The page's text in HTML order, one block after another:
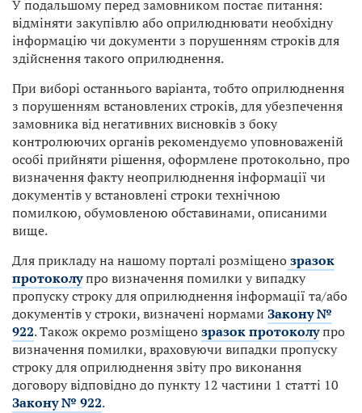
У подальшому перед замовником постає питання:
відміняти закупівлю або оприлюднювати необхідну
інформацію чи документи з порушенням строків для
здійснення такого оприлюднення.
При виборі останнього варіанта, тобто оприлюднення
з порушенням встановлених строків, для убезпечення
замовника від негативних висновків з боку
контролюючих органів рекомендуємо уповноваженій
особі прийняти рішення, оформлене протокольно, про
визначення факту неоприлюднення інформації чи
документів у встановлені строки технічною
помилкою, обумовленою обставинами, описаними
вище.
Для прикладу на нашому порталі розміщенозразок
протоколупро визначення помилки у випадку
пропуску строку для оприлюднення інформації та/або
документів у строки, визначені нормами Закону №
922. Також окремо розміщенозразок протоколупро
визначення помилки, враховуючи випадки пропуску
строку для оприлюднення звіту про виконання
договору відповідно до пункту 12 частини 1 статті 10
Закону № 922.